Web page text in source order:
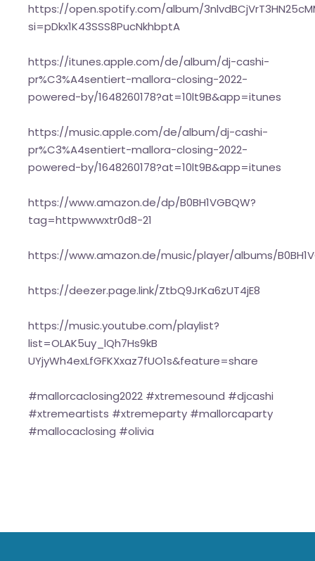
https://open.spotify.com/album/
si=pDkx1K43SSS8PucNkhbptA
https://itunes.apple.com/de/album/dj-cashi-
pr%C3%A4sentiert-mallora-closing-2022-
powered-by/1648260178?at=10lt9B&app=itunes
https://music.apple.com/de/album/dj-cashi-
pr%C3%A4sentiert-mallora-closing-2022-
powered-by/1648260178?at=10lt9B&app=itunes
https://www.amazon.de/dp/B0BH1VGBQW?
tag=httpwwwxtr0d8-21
https://www.amazon.de/music/player/albums/
https://deezer.page.link/ZtbQ9JrKa6zUT4jE8
https://music.youtube.com/playlist?
list=OLAK5uy_lQh7Hs9kB
UYjyWh4exLfGFKXxaz7fUO1s&feature=share
#mallorcaclosing2022 #xtremesound #djcashi
#xtremeartists #xtremeparty #mallorcaparty
#mallocaclosing #olivia